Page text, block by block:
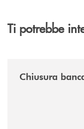
Ti potrebbe
Chiusura